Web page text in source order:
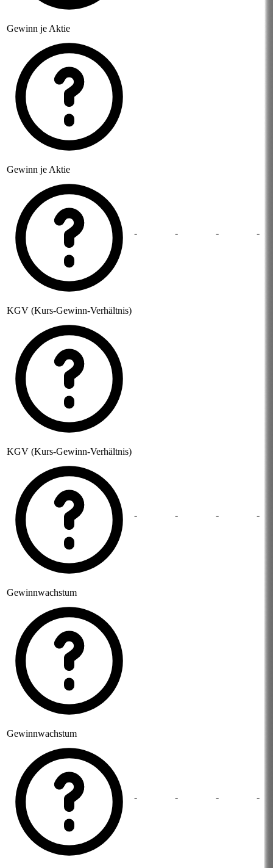
Gewinn je Aktie
Gewinn je Aktie
- - - -
KGV (Kurs-Gewinn-Verhältnis)
KGV (Kurs-Gewinn-Verhältnis)
- - - -
Gewinnwachstum
Gewinnwachstum
- - - -